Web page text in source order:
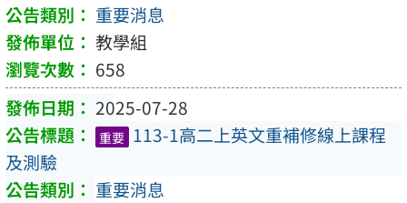
重要消息
教學組
658
2025-07-28
重要 113-1高二上英文重補修線上課程
及測驗
重要消息